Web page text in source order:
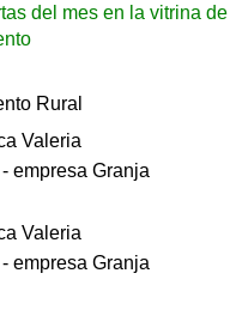
del mes en la vitrina de